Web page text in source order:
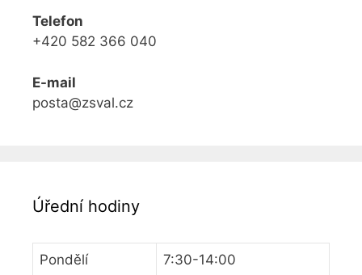
Telefon
+420 582 366 040
E-mail
posta@zsval.cz
Úřední hodiny
Pondělí 7:30-14:00